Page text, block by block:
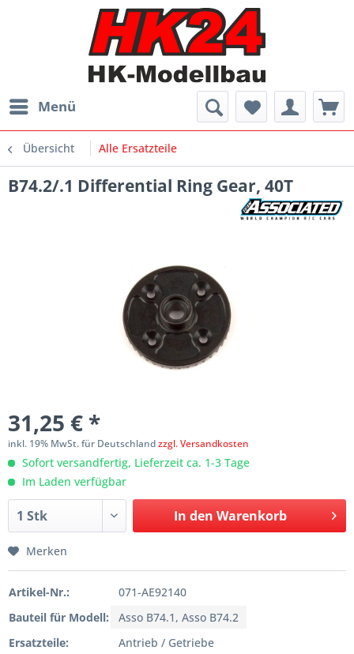
Menü
Übersicht Alle Ersatzteile
B74.2/.1 Differential Ring Gear, 40T
31,25 € *
inkl. 19% MwSt. für Deutschlandzzgl. Versandkosten
Sofort versandfertig, Lieferzeit ca. 1-3 Tage
Im Laden verfügbar
In den Warenkorb
Merken
Artikel-Nr.:
071-AE92140
Bauteil für Modell:
Asso B74.1, Asso B74.2
Ersatzteile:
Antrieb / Getriebe